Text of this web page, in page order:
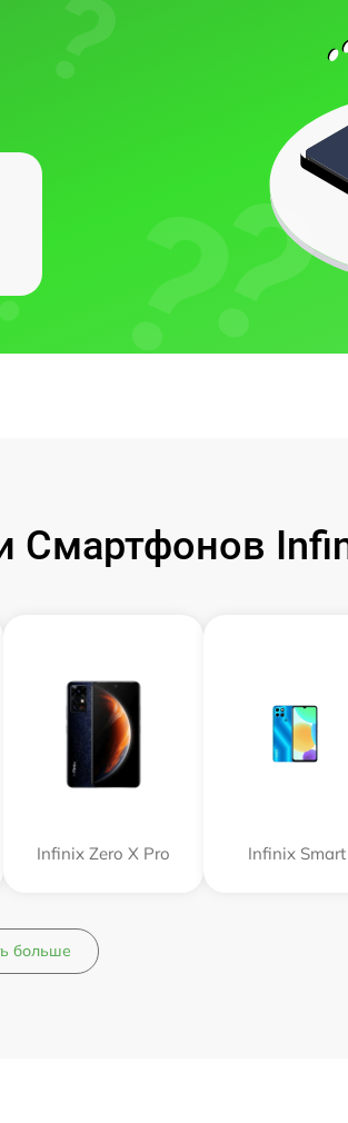
Смартфонов
Infinix Zero X Pro Infinix
больше